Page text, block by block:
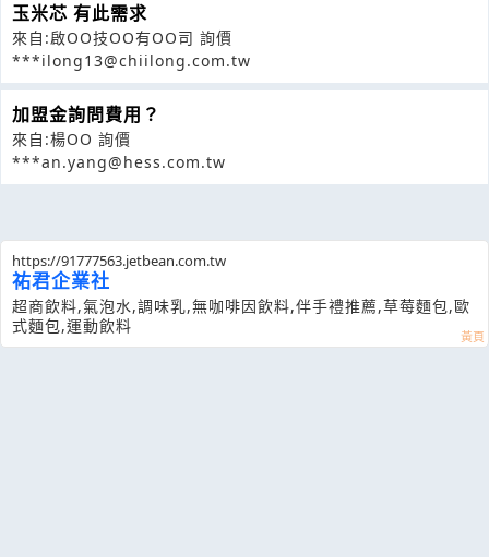
玉米芯 有此需求
來自:啟OO技OO有OO司 詢價
***ilong13@chiilong.com.tw
加盟金詢問費用？
來自:楊OO 詢價
***an.yang@hess.com.tw
https://91777563.jetbean.com.tw
祐君企業社
超商飲料,氣泡水,調味乳,無咖啡因飲料,伴手禮推薦,草莓麵包,歐
式麵包,運動飲料